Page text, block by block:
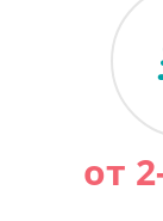
от